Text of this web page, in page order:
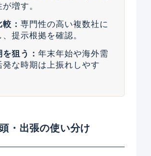
増す。
： 専門性の高い複数社に
提示根拠を確認。
狙う： 年末年始や海外需
発な時期は上振れしやす
・出張の使い分け